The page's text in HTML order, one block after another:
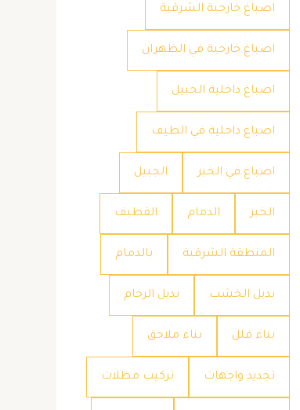
اصباغ خارجية الشرقية
اصباغ خارجية في الظهران
اصباغ داخلية الجبيل
اصباغ داخلية في الطيف
اصباغ في الخبر الجبيل
الخبر الدمام القطيف
المنطقة الشرقية بالدمام
بديل الخشب بديل الرخام
بناء فلل بناء ملاحق
تجديد واجهات تركيب مظلات